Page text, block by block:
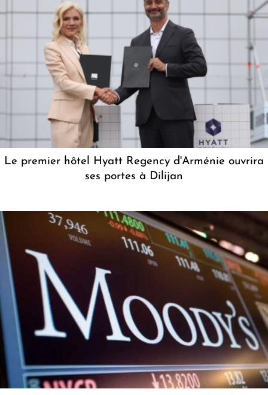
Le premier hôtel Hyatt Regency d'Arménie ouvrira
ses portes à Dilijan